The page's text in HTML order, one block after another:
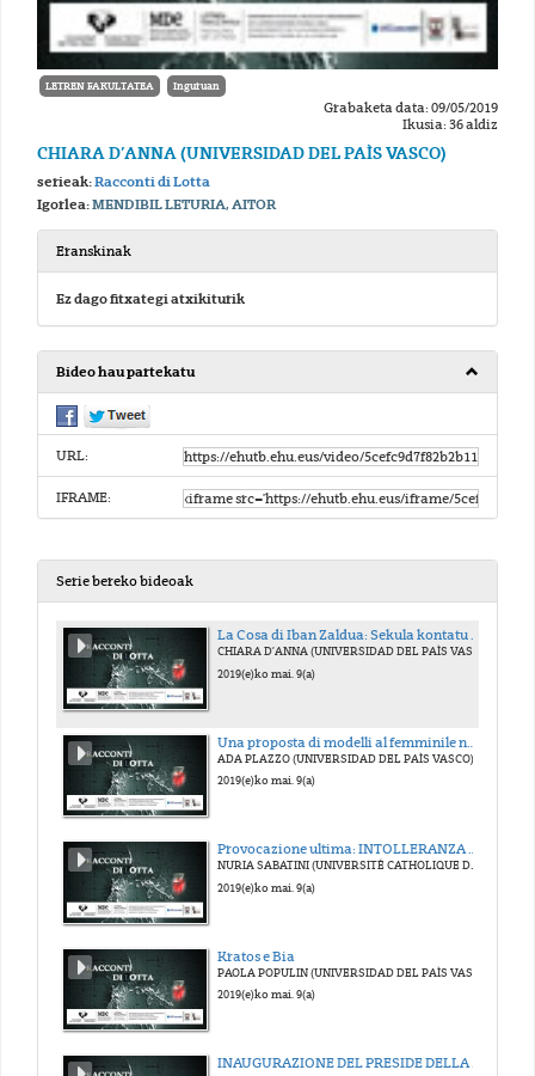
LETREN FAKULTATEA Inguruan
Grabaketa data: 09/05/2019
Ikusia: 36 aldiz
CHIARA D’ANNA (UNIVERSIDAD DEL PAÌS VASCO)
serieak:Racconti di Lotta
Igorlea:MENDIBIL LETURIA, AITOR
Eranskinak
Ez dago fitxategi atxikiturik
Bideo hau partekatu
URL:
IFRAME:
Serie bereko bideoak
La Cosa di Iban Zaldua: Sekula kontatu behar eznizkizun gauzak
2019(e)ko mai. 9(a)
ADA PLAZZO (UNIVERSIDAD DEL PAÌS VASCO)
2019(e)ko mai. 9(a)
Provocazione ultima: INTOLLERANZA 1960 di Luigi Nono
NURIA SABATINI (UNIVERSITÉ CATHOLIQUE DE LOUVAIN)
2019(e)ko mai. 9(a)
Kratos e Bia
2019(e)ko mai. 9(a)
INAUGURAZIONE DEL PRESIDE DELLA FACOLTÀ DI LETTERE, IÑAKI BAZÁN